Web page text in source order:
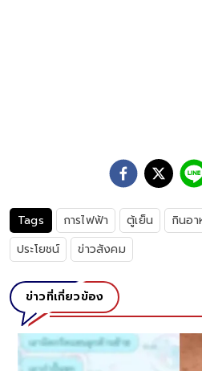
Tags การไฟฟ้า ตู้เย็น กินอา
ประโยชน์
ข่าวสังคม
ข่าวที่เกี่ยวข้อง